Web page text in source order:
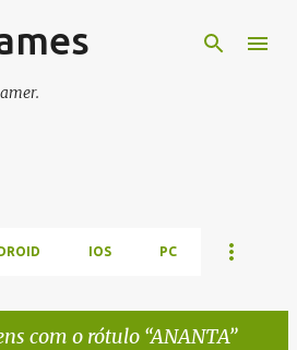
o conteúdo principal
IOS PC
com o rótulo ANANTA